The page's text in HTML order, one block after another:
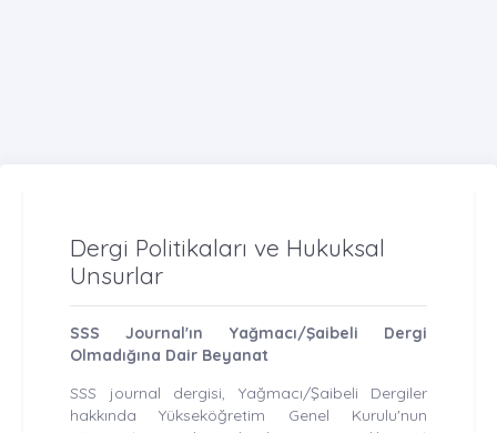
Dergi Politikaları ve Hukuksal
Unsurlar
SSS Journal'ın Yağmacı/Şaibeli Dergi
Olmadığına Dair Beyanat
SSS journal dergisi, Yağmacı/Şaibeli Dergiler
hakkında Yükseköğretim Genel Kurulu'nun